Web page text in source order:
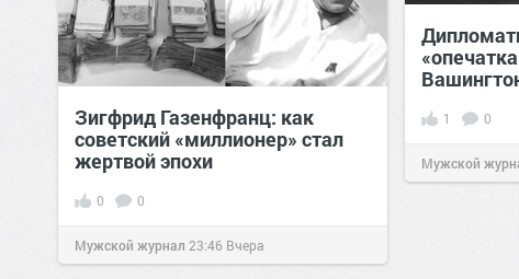
1 0
Мужской
Зигфрид Газенфранц: как
советский «миллионер» стал
жертвой эпохи
0 0
Мужской журнал 23:46 Вчера